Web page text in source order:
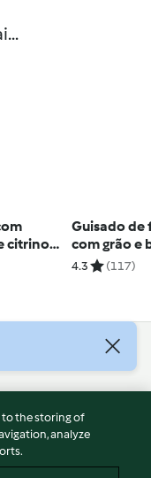
citrinos
Guisado de
com grão e
doce
4.3 (117)
to the storing of
analyze